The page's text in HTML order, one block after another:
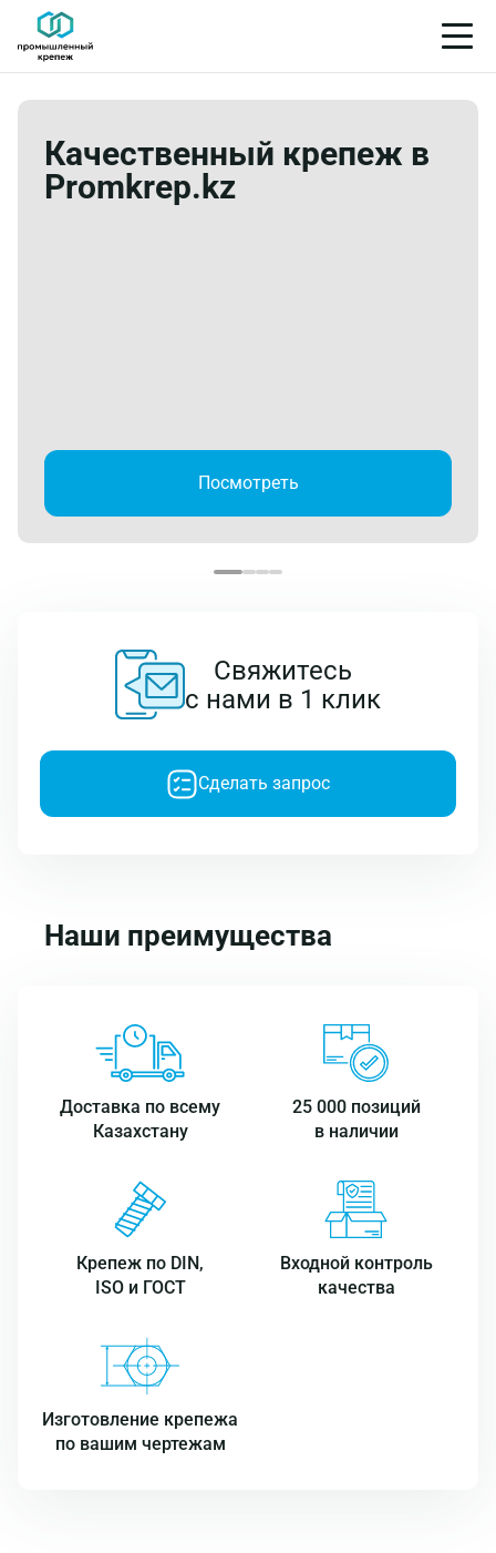
Качественный крепеж в
Promkrep.kz
Посмотреть
Свяжитесь
с нами в 1 клик
Сделать запрос
Наши преимущества
Доставка по всему
Казахстану
25 000 позиций
в наличии
Крепеж по DIN,
ISO и ГОСТ
Входной контроль
качества
Изготовление крепежа
по вашим чертежам